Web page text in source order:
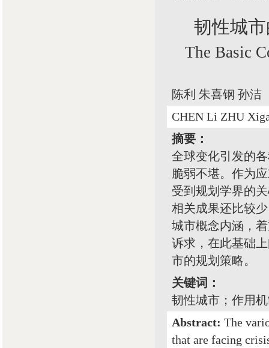
韧性城
The Basic
陈利 朱喜钢 孙洁
CHEN Li ZHU
摘要：
全球变化引发的
脆弱不堪。作为
受到规划学界的
相关成果还比较
城市概念内涵，
诉求，在此基础
市的规划策略。
关键词：
韧性城市；作用
Abstract: The
that are facing